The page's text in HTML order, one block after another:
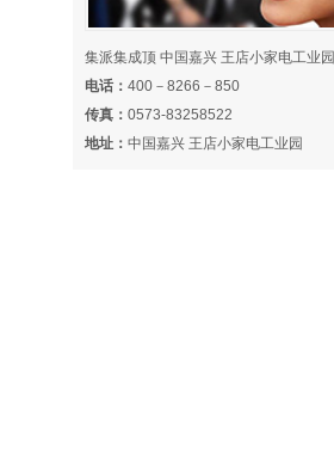
集派集成顶 中国嘉兴 王店小家电工业园
电话： 400－8266－850
传真： 0573-83258522
地址： 中国嘉兴 王店小家电工业园